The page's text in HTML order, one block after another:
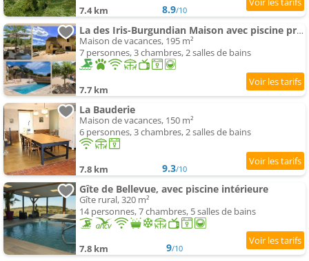
7.4 km 8.9/10
La des Iris-Burgundian Maison avec piscine privée
Maison de vacances, 195 m²
7 personnes, 3 chambres, 2 salles de bains
7.7 km
La Bauderie
Maison de vacances, 150 m²
6 personnes, 3 chambres, 2 salles de bains
7.8 km 9.3/10
Gîte de Bellevue, avec piscine intérieure
Gîte rural, 320 m²
14 personnes, 7 chambres, 5 salles de bains
7.8 km 9/10